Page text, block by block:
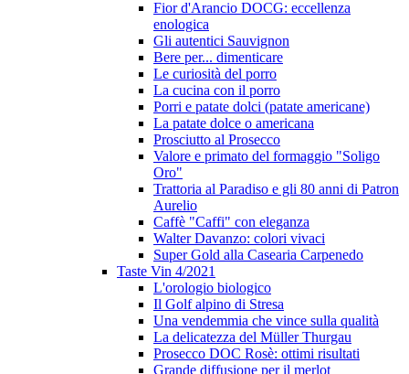
Fior d'Arancio DOCG: eccellenza
enologica
Gli autentici Sauvignon
Bere per... dimenticare
Le curiosità del porro
La cucina con il porro
Porri e patate dolci (patate americane)
La patate dolce o americana
Prosciutto al Prosecco
Valore e primato del formaggio "Soligo
Oro"
Trattoria al Paradiso e gli 80 anni di Patron
Aurelio
Caffè "Caffi" con eleganza
Walter Davanzo: colori vivaci
Super Gold alla Casearia Carpenedo
Taste Vin 4/2021
L'orologio biologico
Il Golf alpino di Stresa
Una vendemmia che vince sulla qualità
La delicatezza del Müller Thurgau
Prosecco DOC Rosè: ottimi risultati
Grande diffusione per il merlot